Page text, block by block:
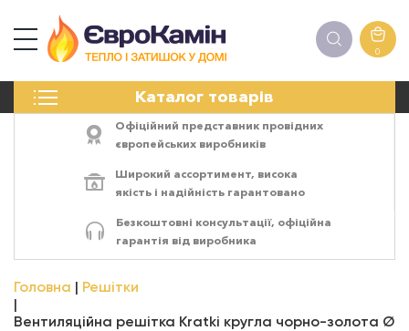
0
Каталог товарів
ПЕЧІ
ЕЛЕКТРОКАМІНИ
АКСЕСУАРИ
Офіційний представник провідних
європейських виробників
Широкий ассортимент, висока
якість і надійність гарантовано
Безкоштовні консультації, офіційна
гарантія від виробника
Головна Решітки
Вентиляційна решітка Kratki кругла чорно-золота Ø